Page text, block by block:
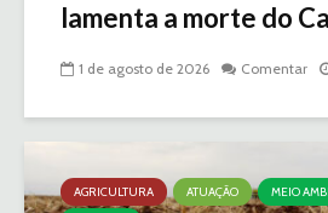
lamenta a morte do
1 de agosto de 2026 Comentar
AGRICULTURA ATUAÇÃO
MEIO